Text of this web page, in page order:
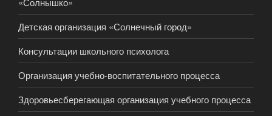
Детская организация «Солнечный город»
Консультации школьного психолога
Организация учебно-воспитательного процесса
Здоровьесберегающая организация учебного процесса